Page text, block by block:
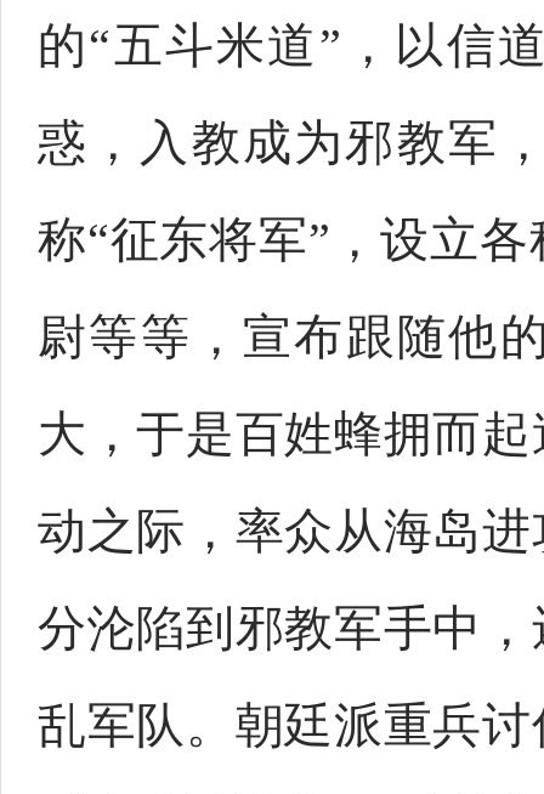
的“五斗米道”，以信
惑，入教成为邪教军
称“征东将军”，设立
尉等等，宣布跟随他
大，于是百姓蜂拥而
动之际，率众从海岛
分沦陷到邪教军手中
乱军队。朝廷派重兵